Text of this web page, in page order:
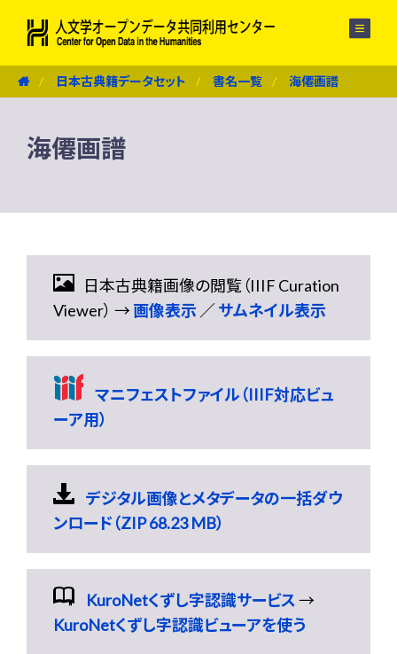
日本古典籍データセット 書名一覧 海僊画譜
海僊画譜
日本古典籍画像の閲覧（IIIF Curation
Viewer） →画像表示 ／サムネイル表示
マニフェストファイル（IIIF対応ビュ
ーア用）
デジタル画像とメタデータの一括ダウ
ンロード（ZIP 68.23 MB）
KuroNetくずし字認識サービス→
KuroNetくずし字認識ビューアを使う